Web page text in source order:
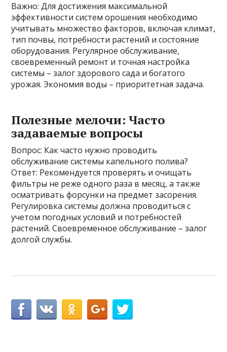
Важно: Для достижения максимальной
эффективности систем орошения необходимо
учитывать множество факторов, включая климат,
тип почвы, потребности растений и состояние
оборудования. Регулярное обслуживание,
своевременный ремонт и точная настройка
системы – залог здорового сада и богатого
урожая. Экономия воды – приоритетная задача.
Полезные мелочи: Часто
задаваемые вопросы
Вопрос: Как часто нужно проводить
обслуживание системы капельного полива?
Ответ: Рекомендуется проверять и очищать
фильтры не реже одного раза в месяц, а также
осматривать форсунки на предмет засорения.
Регулировка системы должна проводиться с
учетом погодных условий и потребностей
растений. Своевременное обслуживание – залог
долгой службы.